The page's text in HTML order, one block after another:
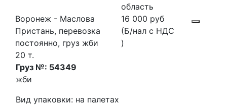
область
Воронеж - Маслова
Пристань, перевозка
постоянно, груз жби
20 т.
16 000 руб
(Б/нал с НДС
)
Груз №: 54349
жби
Вид упаковки: на палетах